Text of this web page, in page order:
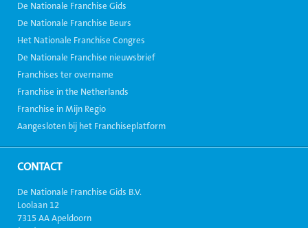
De Nationale Franchise Gids
De Nationale Franchise Beurs
Het Nationale Franchise Congres
De Nationale Franchise nieuwsbrief
Franchises ter overname
Franchise in the Netherlands
Franchise in Mijn Regio
Aangesloten bij het Franchiseplatform
CONTACT
De Nationale Franchise Gids B.V.
Loolaan 12
7315 AA Apeldoorn